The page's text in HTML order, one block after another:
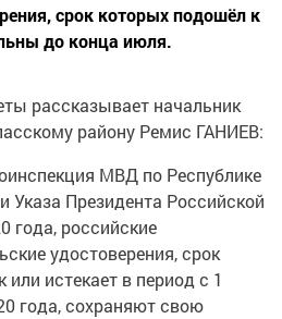
срок которых подошёл к
до конца июля.
рассказывает начальник
району Ремис ГАНИЕВ:
МВД по Республике
Указа Президента Российской
года, российские
удостоверения, срок
истекает в период с 1
года, сохраняют свою